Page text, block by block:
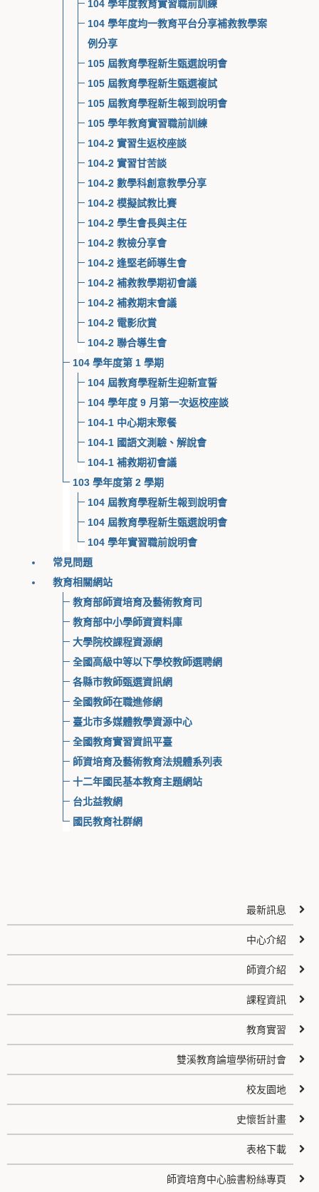
104 學年度教育實習職前訓練
104 學年度均一教育平台分享補救教學案
例分享
105 屆教育學程新生甄選說明會
105 屆教育學程新生甄選複試
105 屆教育學程新生報到說明會
105 學年教育實習職前訓練
104-2 實習生返校座談
104-2 實習甘苦談
104-2 數學科創意教學分享
104-2 模擬試教比賽
104-2 學生會長與主任
104-2 教檢分享會
104-2 逢堅老師導生會
104-2 補救教學期初會議
104-2 補救期末會議
104-2 電影欣賞
104-2 聯合導生會
104 學年度第 1 學期
104 屆教育學程新生迎新宣誓
104 學年度 9 月第一次返校座談
104-1 中心期末聚餐
104-1 國語文測驗、解說會
104-1 補救期初會議
103 學年度第 2 學期
104 屆教育學程新生報到說明會
104 屆教育學程新生甄選說明會
104 學年實習職前說明會
常見問題
教育相關網站
教育部師資培育及藝術教育司
教育部中小學師資資料庫
大學院校課程資源網
全國高級中等以下學校教師選聘網
各縣市教師甄選資訊網
全國教師在職進修網
臺北市多媒體教學資源中心
全國教育實習資訊平臺
師資培育及藝術教育法規體系列表
十二年國民基本教育主題網站
台北益教網
國民教育社群網
最新訊息
中心介紹
師資介紹
課程資訊
教育實習
雙溪教育論壇學術研討會
校友園地
史懷哲計畫
表格下載
師資培育中心臉書粉絲專頁